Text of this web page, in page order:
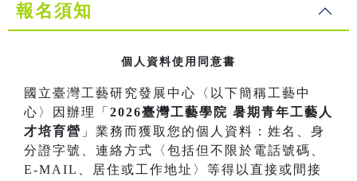
報名須知
個人資料使用同意書
國立臺灣工藝研究發展中心〈以下簡稱工藝中
心〉因辦理「 2026臺灣工藝學院 暑期青年工藝人
才培育營 」業務而獲取您的個人資料：姓名、身
分證字號、連絡方式〈包括但不限於電話號碼、
E-MAIL、居住或工作地址〉等得以直接或間接